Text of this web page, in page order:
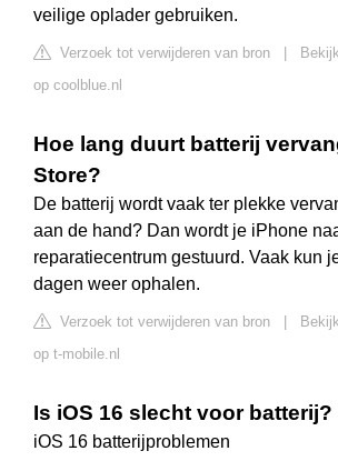
veilige oplader gebruiken.
Verzoek tot verwijderen van bron
op coolblue.nl
Hoe lang duurt batterij
Store?
De batterij wordt vaak ter plekke
aan de hand? Dan wordt je iPhone
reparatiecentrum gestuurd. Vaak kun
dagen weer ophalen.
Verzoek tot verwijderen van bron
op t-mobile.nl
Is iOS 16 slecht voor batterij?
iOS 16 batterijproblemen